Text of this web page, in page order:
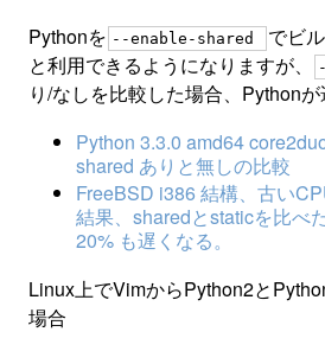
Pythonを --enable-shared
でビ
と利用できるようになりますが、
り/なしを比較した場合、Pythonが
Python 3.3.0 amd64
shared ありと無しの比較
FreeBSD i386 結構、古い
結果、sharedとstaticを比べ
20% も遅くなる。
Linux上でVimからPython2と
場合